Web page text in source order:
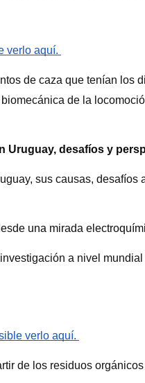
verlo aquí.
de caza que tenían los
de la
Uruguay, desafíos y
sus causas, desafíos
una mirada
a nivel
verlo aquí.
de los residuos